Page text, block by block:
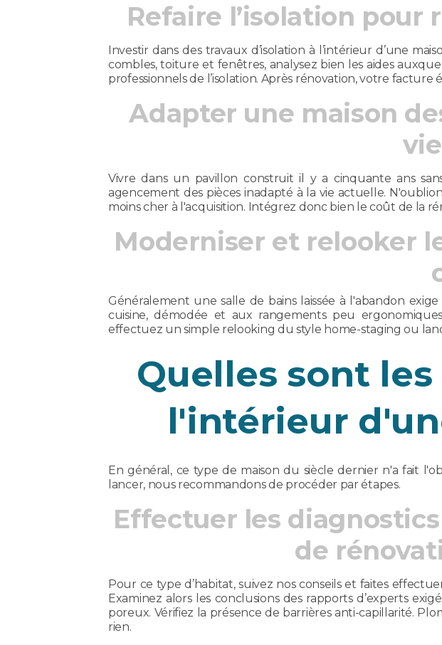
Refaire l’isolation
Investir dans des travaux d’isolation à l’intérieur d’une
combles, toiture et fenêtres, analysez bien les aides
professionnels de l’isolation. Après rénovation, votre
Adapter une maison
Vivre dans un pavillon construit il y a cinquante ans
agencement des pièces inadapté à la vie actuelle.
moins cher à l'acquisition. Intégrez donc bien le coût de la
Moderniser et relooker
Généralement une salle de bains laissée à l'abandon
cuisine, démodée et aux rangements peu
effectuez un simple relooking du style home-staging ou
Quelles sont
l'intérieur
En général, ce type de maison du siècle dernier n'a fait
lancer, nous recommandons de procéder par étapes.
Effectuer les
de
Pour ce type d’habitat, suivez nos conseils et faites
Examinez alors les conclusions des rapports d’experts
poreux. Vérifiez la présence de barrières anti-capillarité.
rien.